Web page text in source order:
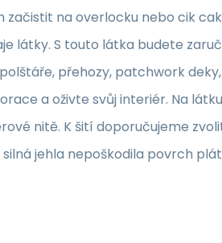
začistit na overlocku nebo cik
látky. S touto látka budete
přehozy, patchwork
a oživte svůj interiér. Na
nitě. K šití doporučujeme
jehla nepoškodila povrch